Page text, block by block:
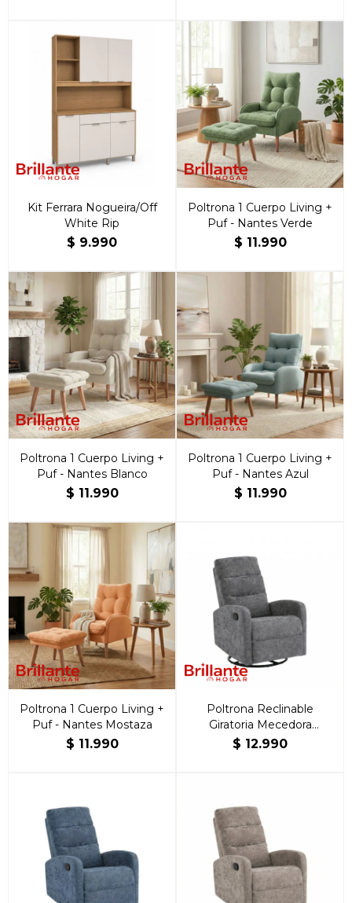
Kit Ferrara Nogueira/Off
White Rip
$ 9.990
Poltrona 1 Cuerpo Living +
Puf - Nantes Verde
$ 11.990
Poltrona 1 Cuerpo Living +
Puf - Nantes Blanco
$ 11.990
Poltrona 1 Cuerpo Living +
Puf - Nantes Azul
$ 11.990
Poltrona 1 Cuerpo Living +
Puf - Nantes Mostaza
$ 11.990
Poltrona Reclinable
Giratoria Mecedora
Rocking Gris
$ 12.990